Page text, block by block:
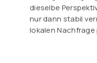
dieselbe
nur dann stabil
lokalen Nachfrage